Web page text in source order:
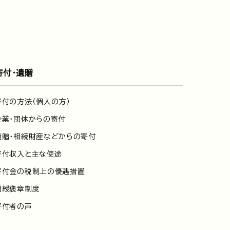
付・遺贈
付の方法（個人の方）
業・団体からの寄付
贈・相続財産などからの寄付
付収入と主な使途
付金の税制上の優遇措置
綬褒章制度
付者の声